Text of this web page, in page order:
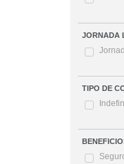
JORNADA
TIPO DE